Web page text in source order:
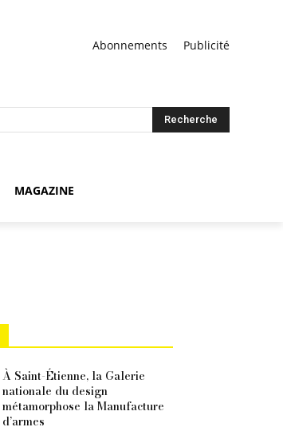
Abonnements Publicité
Recherche
MAGAZINE
À Saint-Étienne, la Galerie
nationale du design
métamorphose la Manufacture
d’armes